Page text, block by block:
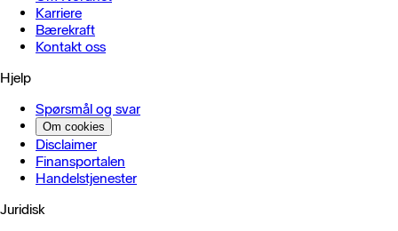
Karriere
Bærekraft
Kontakt oss
Hjelp
Spørsmål og svar
Om cookies
Disclaimer
Finansportalen
Handels­tjenester
Juridisk